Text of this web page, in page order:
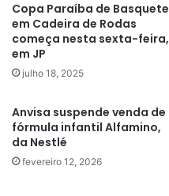
Copa Paraíba de Basquete
em Cadeira de Rodas
começa nesta sexta-feira,
em JP
julho 18, 2025
Anvisa suspende venda de
fórmula infantil Alfamino,
da Nestlé
fevereiro 12, 2026